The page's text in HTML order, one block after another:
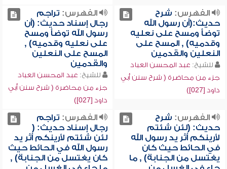
الفهرس: شرح
حديث:(أن رسول الله
توضأ ومسح على نعليه
وقدميه) , المسح على
النعلين والقدمين
للشيخ: عبد المحسن العباد
جزء من محاضرة ( شرح سنن أبي
داود [027])
الفهرس: تراجم
رجال إسناد حديث: (أن
رسول الله توضأ ومسح
على نعليه وقدميه) ,
المسح على النعلين
والقدمين
للشيخ: عبد المحسن العباد
جزء من محاضرة ( شرح سنن أبي
داود [027])
الفهرس: شرح
حديث: (لئن شئتم
لأرينكم أثر يد رسول الله
في الحائط حيث كان
يغتسل من الجنابة) , ما
الفهرس: تراجم
رجال إسناد حديث: (
لئن شئتم لأرينكم أثر يد
رسول الله في الحائط حيث
كان يغتسل من الجنابة) ,